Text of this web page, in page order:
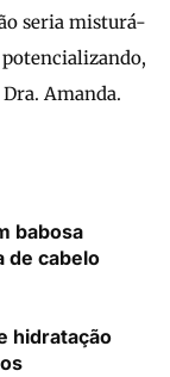
seria misturá-
Amanda.
babosa
de cabelo
hidratação